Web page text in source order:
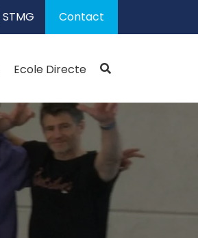
STMG Contact
Ecole Directe